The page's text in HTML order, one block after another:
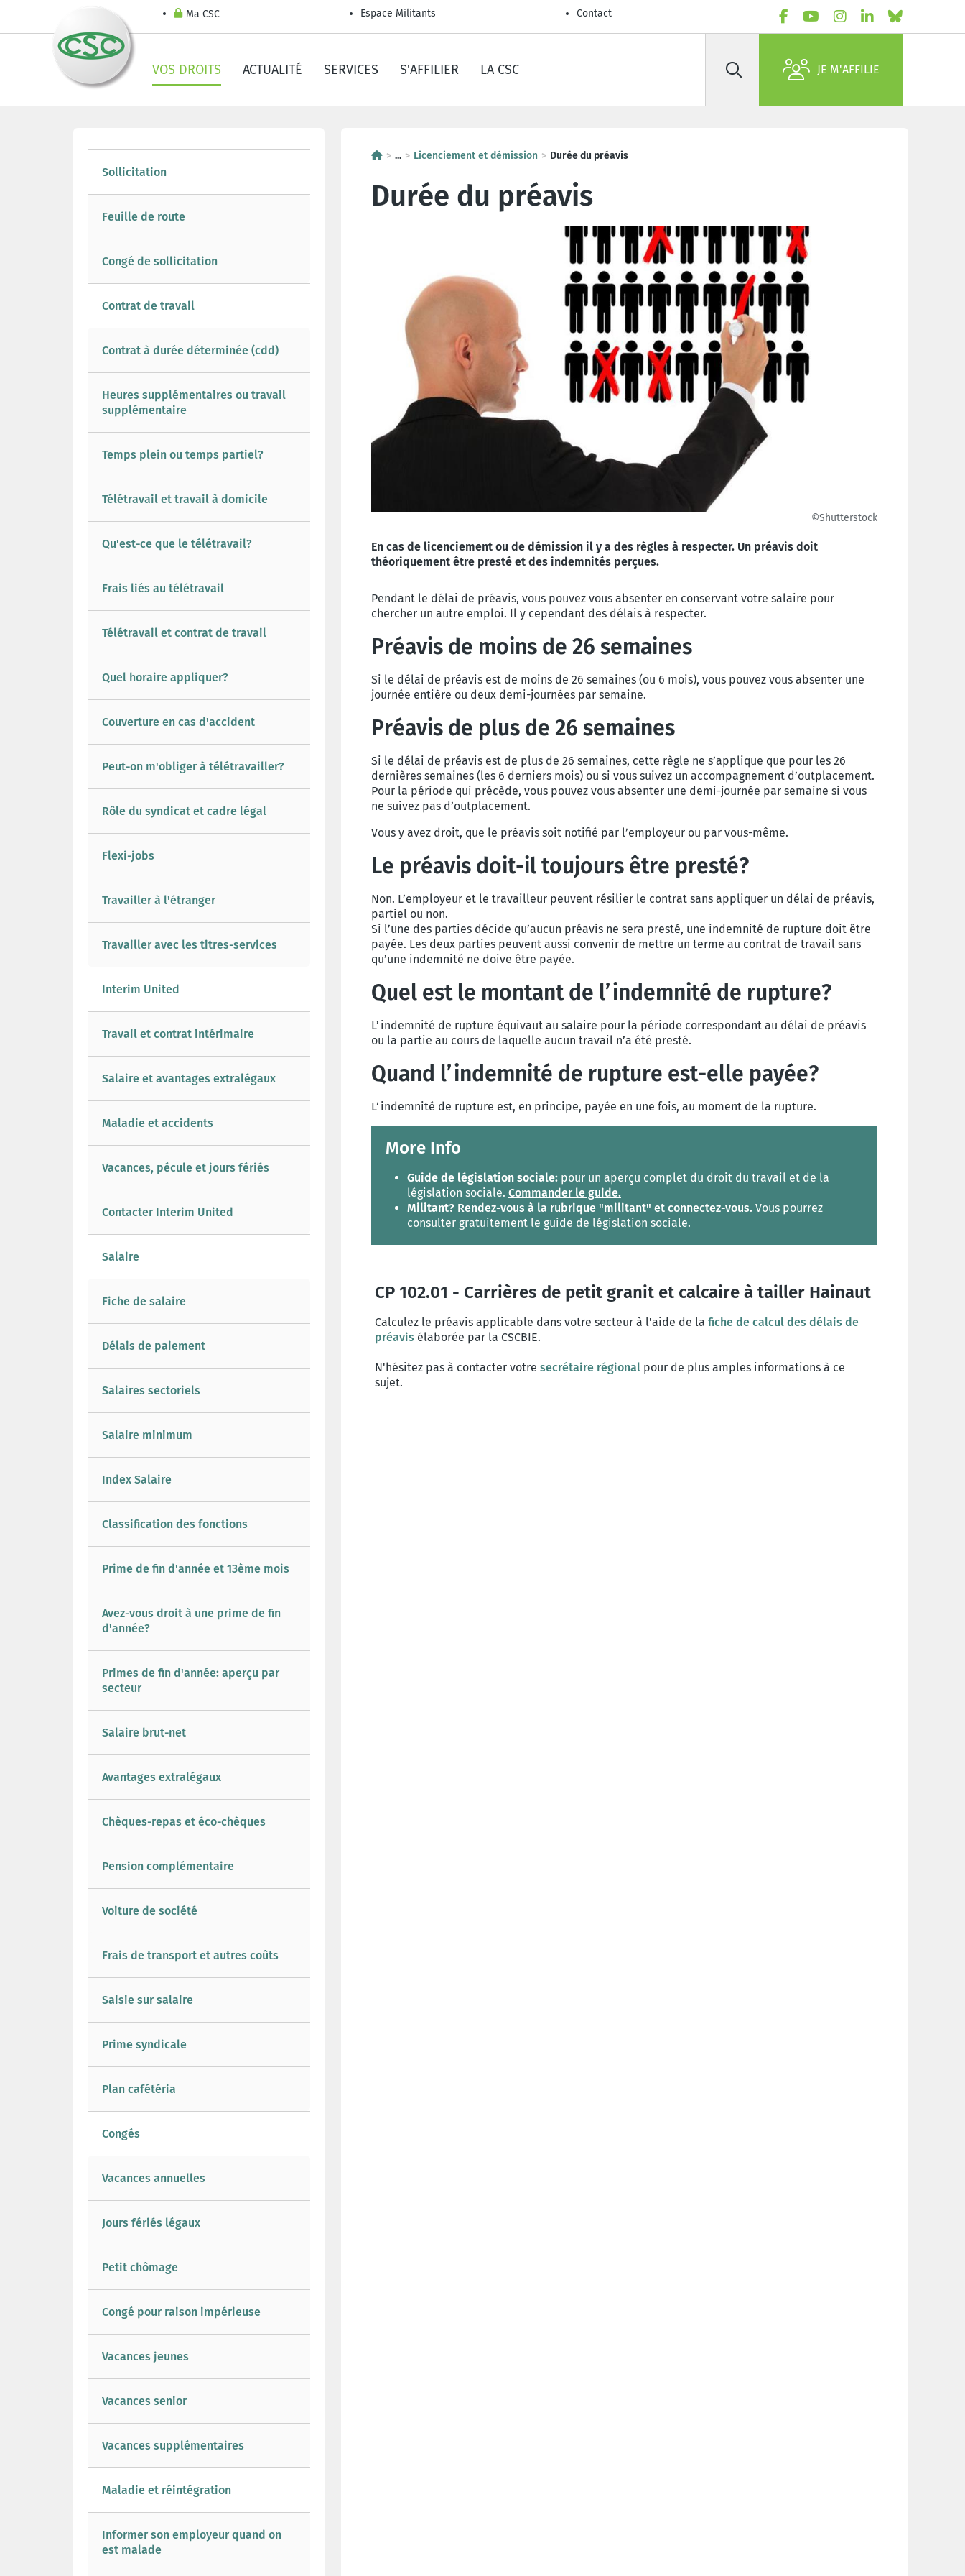
Ma CSC Espace Militants Contact
VOS DROITS ACTUALITÉ SERVICES S'AFFILIER LA CSC Rechercher JE M'AFFILIE
Sollicitation
Feuille de route
Congé de sollicitation
Contrat de travail
Contrat à durée déterminée (cdd)
Heures supplémentaires ou travail
supplémentaire
Temps plein ou temps partiel?
Télétravail et travail à domicile
Qu'est-ce que le télétravail?
Frais liés au télétravail
Télétravail et contrat de travail
Quel horaire appliquer?
Couverture en cas d'accident
Peut-on m'obliger à télétravailler?
Rôle du syndicat et cadre légal
Flexi-jobs
Travailler à l'étranger
Travailler avec les titres-services
Interim United
Travail et contrat intérimaire
Salaire et avantages extralégaux
Maladie et accidents
Vacances, pécule et jours fériés
Contacter Interim United
Salaire
Fiche de salaire
Délais de paiement
Salaires sectoriels
Salaire minimum
Index Salaire
Classification des fonctions
Prime de fin d'année et 13ème mois
Avez-vous droit à une prime de fin
d'année?
Primes de fin d'année: aperçu par
secteur
Salaire brut-net
Avantages extralégaux
Chèques-repas et éco-chèques
Pension complémentaire
Voiture de société
Frais de transport et autres coûts
Saisie sur salaire
Prime syndicale
Plan cafétéria
Congés
Vacances annuelles
Jours fériés légaux
Petit chômage
Congé pour raison impérieuse
Vacances jeunes
Vacances senior
Vacances supplémentaires
Maladie et réintégration
Informer son employeur quand on
est malade
... Licenciement et démission Durée du préavis
Durée du préavis
©Shutterstock
En cas de licenciement ou de démission il y a des règles à respecter. Un préavis doit
théoriquement être presté et des indemnités perçues.
Pendant le délai de préavis, vous pouvez vous absenter en conservant votre salaire pour
chercher un autre emploi. Il y cependant des délais à respecter.
Préavis de moins de 26 semaines
Si le délai de préavis est de moins de 26 semaines (ou 6 mois), vous pouvez vous absenter une
journée entière ou deux demi-journées par semaine.
Préavis de plus de 26 semaines
Si le délai de préavis est de plus de 26 semaines, cette règle ne s’applique que pour les 26
dernières semaines (les 6 derniers mois) ou si vous suivez un accompagnement d’outplacement.
Pour la période qui précède, vous pouvez vous absenter une demi-journée par semaine si vous
ne suivez pas d’outplacement.
Vous y avez droit, que le préavis soit notifié par l’employeur ou par vous-même.
Le préavis doit-il toujours être presté?
Non. L’employeur et le travailleur peuvent résilier le contrat sans appliquer un délai de préavis,
partiel ou non.
Si l’une des parties décide qu’aucun préavis ne sera presté, une indemnité de rupture doit être
payée. Les deux parties peuvent aussi convenir de mettre un terme au contrat de travail sans
qu’une indemnité ne doive être payée.
Quel est le montant de l’indemnité de rupture?
L’indemnité de rupture équivaut au salaire pour la période correspondant au délai de préavis
ou la partie au cours de laquelle aucun travail n’a été presté.
Quand l’indemnité de rupture est-elle payée?
L’indemnité de rupture est, en principe, payée en une fois, au moment de la rupture.
More Info
Guide de législation sociale: pour un aperçu complet du droit du travail et de la
législation sociale. Commander le guide.
Militant? Rendez-vous à la rubrique "militant" et connectez-vous. Vous pourrez
consulter gratuitement le guide de législation sociale.
CP 102.01 - Carrières de petit granit et calcaire à tailler Hainaut
Calculez le préavis applicable dans votre secteur à l'aide de la fiche de calcul des délais de
préavis élaborée par la CSCBIE.
N'hésitez pas à contacter votre secrétaire régional pour de plus amples informations à ce
sujet.